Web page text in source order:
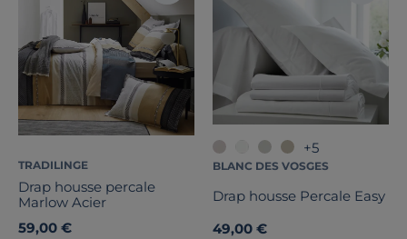
TRADILINGE
Drap housse percale
Marlow Acier
59,00 €
+5
BLANC DES VOSGES
Drap housse Percale Easy
49,00 €